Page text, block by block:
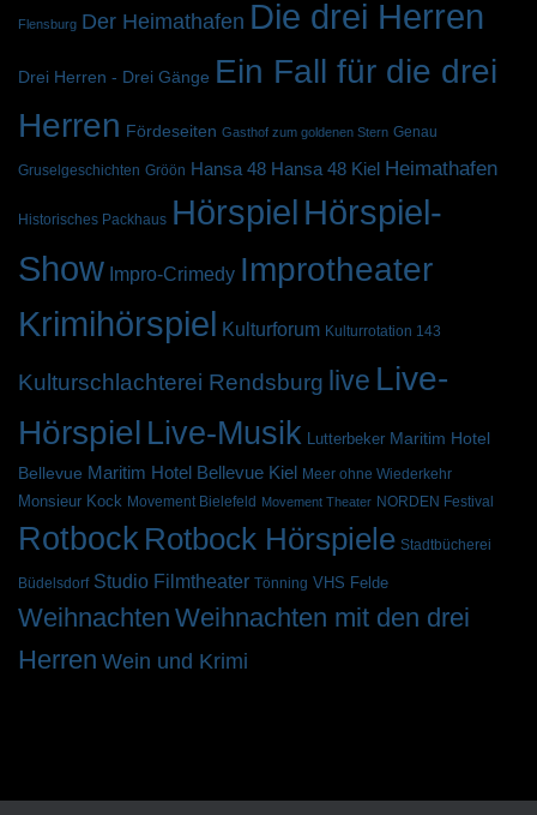
Flensburg Der Heimathafen Die drei Herren
Drei Herren - Drei Gänge Ein Fall für die drei
Herren Fördeseiten Gasthof zum goldenen Stern Genau
Gruselgeschichten Gröön Hansa 48 Hansa 48 Kiel Heimathafen
Historisches Packhaus Hörspiel Hörspiel-
Show Impro-Crimedy Improtheater
Krimihörspiel Kulturforum Kulturrotation 143
Kulturschlachterei Rendsburg live Live-
Hörspiel Live-Musik Lutterbeker Maritim Hotel
Bellevue Maritim Hotel Bellevue Kiel Meer ohne Wiederkehr
Monsieur Kock Movement Bielefeld Movement Theater NORDEN Festival
Rotbock Rotbock Hörspiele Stadtbücherei
Büdelsdorf Studio Filmtheater Tönning VHS Felde
Weihnachten Weihnachten mit den drei
Herren Wein und Krimi